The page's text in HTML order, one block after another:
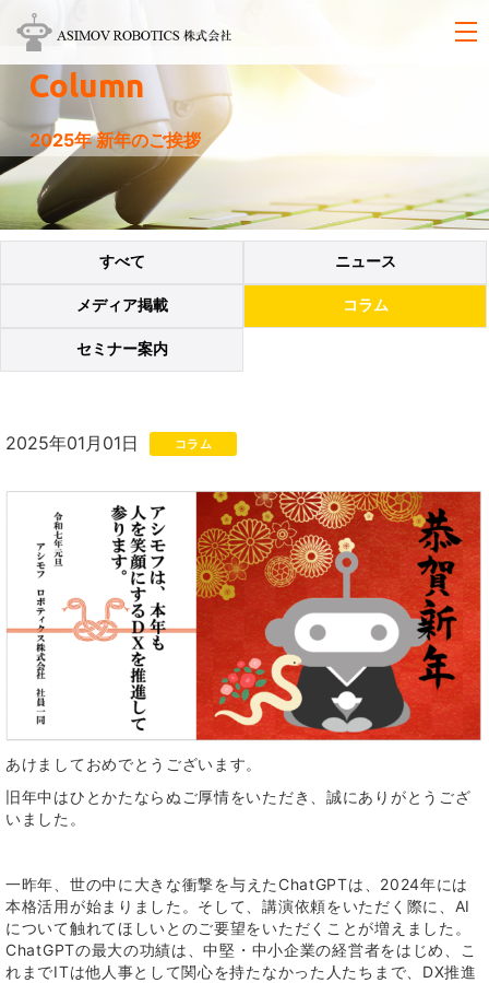
Column
2025年 新年のご挨拶
すべて ニュース
メディア掲載 コラム
セミナー案内
2025年01月01日 コラム
あけましておめでとうございます。
旧年中はひとかたならぬご厚情をいただき、誠にありがとうござ
いました。
一昨年 、世の中に大きな衝撃を与えたChatGPTは、2024年には
本格活用が始まりました。そして、講演依頼をいただく際に、AI
について触れてほしいとのご要望をいただくことが増えました。
ChatGPTの最大の功績は、中堅・中小企業の経営者をはじめ、こ
れまでITは他人事として関心を持たなかった人たちまで、DX推進